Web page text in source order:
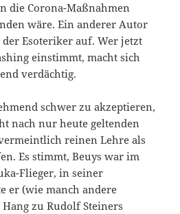
die Corona-Maßnahmen
wäre. Ein anderer Autor
Esoteriker auf. Wer jetzt
einstimmt, macht sich
verdächtig.
schwer zu akzeptieren,
nach nur heute geltenden
reinen Lehre als
Es stimmt, Beuys war im
Flieger, in seiner
er (wie manch andere
zu Rudolf Steiners